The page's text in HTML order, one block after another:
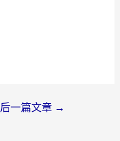
后一篇文章 →